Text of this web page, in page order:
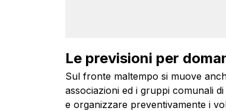
Le previsioni per
Sul fronte maltempo si muove
associazioni ed i gruppi comunali
e organizzare preventivamente i